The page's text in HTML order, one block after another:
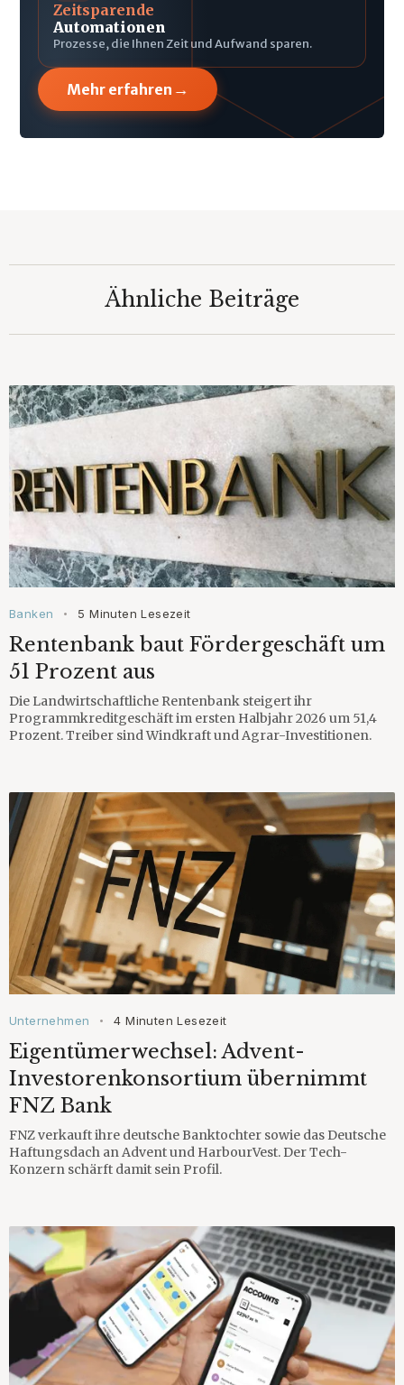
Zeitsparende
Automationen
Prozesse, die Ihnen Zeit und Aufwand sparen.
Mehr erfahren →
Ähnliche Beiträge
Banken • 5 Minuten Lesezeit
Rentenbank baut Fördergeschäft um
51 Prozent aus
Die Landwirtschaftliche Rentenbank steigert ihr
Programmkreditgeschäft im ersten Halbjahr 2026 um 51,4
Prozent. Treiber sind Windkraft und Agrar-Investitionen.
Unternehmen • 4 Minuten Lesezeit
Eigentümerwechsel: Advent-
Investorenkonsortium übernimmt
FNZ Bank
FNZ verkauft ihre deutsche Banktochter sowie das Deutsche
Haftungsdach an Advent und HarbourVest. Der Tech-
Konzern schärft damit sein Profil.